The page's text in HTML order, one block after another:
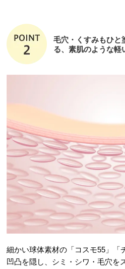
毛穴・くすみもひと
る、素肌のような軽
細かい球体素材の「コスモ55」「
凹凸を隠し、シミ・シワ・毛穴を